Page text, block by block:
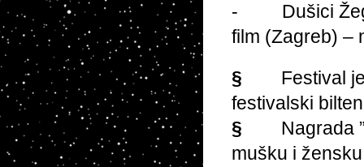
- Dušici
film (Zagreb) –
§ Festival
festivalski
§ Nagrada
mušku i